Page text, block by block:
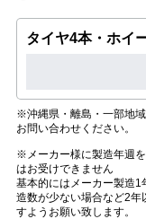
タイヤ4本・ホイ
※沖縄県・離島・一部地
お問い合わせください。
※メーカー様に製造年週
はお受けできません
基本的にはメーカー製造
造数が少ない場合など2年
すようお願い致します。